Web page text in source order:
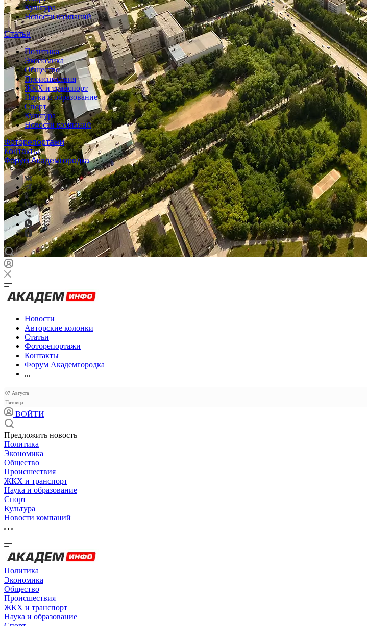
Культура
Новости компаний
Статьи
Политика
Экономика
Общество
Происшествия
ЖКХ и транспорт
Наука и образование
Спорт
Культура
Новости компаний
Фоторепортажи
Контакты
Форум Академгородка
Новости
Авторские колонки
Статьи
Фоторепортажи
Контакты
Форум Академгородка
...
07 Августа
Пятница
ВОЙТИ
Предложить новость
Политика
Экономика
Общество
Происшествия
ЖКХ и транспорт
Наука и образование
Спорт
Культура
Новости компаний
Политика
Экономика
Общество
Происшествия
ЖКХ и транспорт
Наука и образование